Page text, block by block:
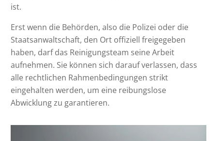
ist.
Erst wenn die Behörden, also die Polizei oder die
Staatsanwaltschaft, den Ort offiziell freigegeben
haben, darf das Reinigungsteam seine Arbeit
aufnehmen. Sie können sich darauf verlassen, dass
alle rechtlichen Rahmenbedingungen strikt
eingehalten werden, um eine reibungslose
Abwicklung zu garantieren.